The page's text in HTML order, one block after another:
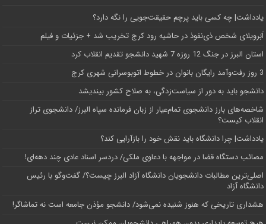
یادداشت| ‌چه کسی باید پرچم حقیقت‌جویی را نگه دارد؟
اَبَر‌ویلای شخص ذی‌نفوذ در حاشیه‌ رود کرج تخریب شد + جزئیات و فیلم
استان البرز در جنگ 12 روزه 7 شهید دانشجو تقدیم انقلاب کرد
3 روز رفت‌وآمد رایگان بانوان در خطوط اتوبوسرانی شهری کرج
دانشجو باید به دور از سیاست‌زدگی، به صلاح کشور بیندیشد
شاخصه‌های بارز دانشجوی تمام‌عیار از زبان فرمانده سپاه البرز/ دانشجوی تراز
انقلاب کیست؟
یادداشت| چرا دانشگاه باید نقش خود را بازآرایی کند؟
مصائب دستگاه قضا در مواجهه با دعاوی ملکی/ دردسر اسناد عادی چند‌ دهه‌ای!
اصلی‌ترین مطالبات دانشجویان دانشگاه آزاد البرز چیست؟/ گفت‌وگو با رئیس
دانشگاه آز‌اد
هشداری تاریخی که هنوز شنیده نمی‌شود/ دانشجو مؤذن جامعه است نه تماشاگر!